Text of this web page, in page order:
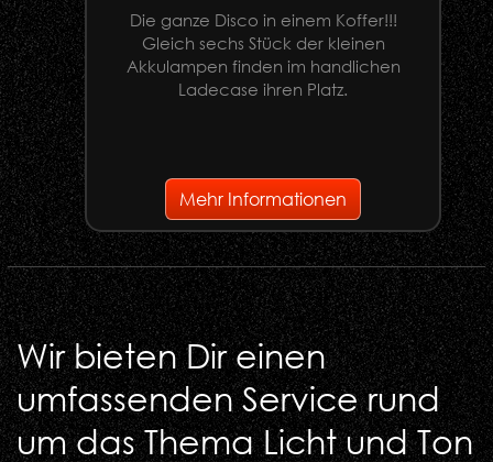
Die ganze Disco in einem Koffer!!!
Gleich sechs Stück der kleinen
Akkulampen finden im handlichen
Ladecase ihren Platz.
Mehr Informationen
Wir bieten Dir einen
umfassenden Service rund
um das Thema Licht und Ton